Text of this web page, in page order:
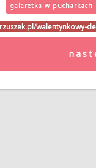
galaretka w pucharkach
walentynkowy-